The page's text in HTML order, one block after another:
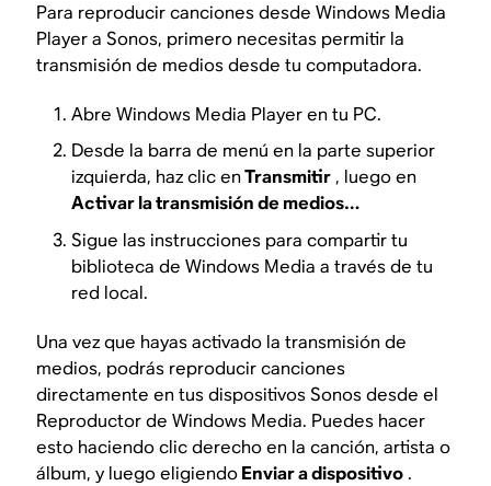
Para reproducir canciones desde Windows Media
Player a Sonos, primero necesitas permitir la
transmisión de medios desde tu computadora.
Abre Windows Media Player en tu PC.
Desde la barra de menú en la parte superior
izquierda, haz clic enTransmitir, luego en
Activar la transmisión de medios…
Sigue las instrucciones para compartir tu
biblioteca de Windows Media a través de tu
red local.
Una vez que hayas activado la transmisión de
medios, podrás reproducir canciones
directamente en tus dispositivos Sonos desde el
Reproductor de Windows Media. Puedes hacer
esto haciendo clic derecho en la canción, artista o
álbum, y luego eligiendoEnviar a dispositivo.